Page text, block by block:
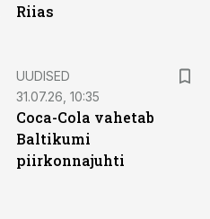
Riias
UUDISED
31.07.26, 10:35
Coca-Cola vahetab
Baltikumi
piirkonnajuhti